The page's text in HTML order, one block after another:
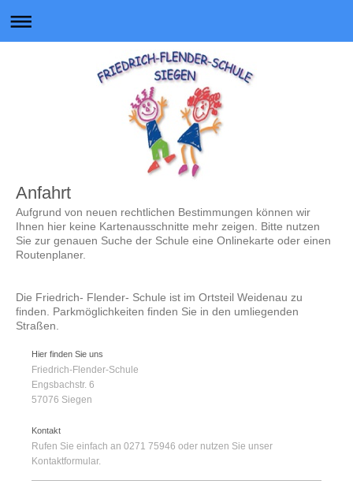
Anfahrt
Aufgrund von neuen rechtlichen Bestimmungen können wir
Ihnen hier keine Kartenausschnitte mehr zeigen. Bitte nutzen
Sie zur genauen Suche der Schule eine Onlinekarte oder einen
Routenplaner.
Die Friedrich- Flender- Schule ist im Ortsteil Weidenau zu
finden. Parkmöglichkeiten finden Sie in den umliegenden
Straßen.
Hier finden Sie uns
Friedrich-Flender-Schule
Engsbachstr. 6
57076 Siegen
Kontakt
Rufen Sie einfach an 0271 75946 oder nutzen Sie unser
Kontaktformular.